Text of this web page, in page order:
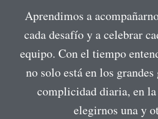
Aprendimos a
cada desafío y a celebrar
equipo. Con el tiempo
no solo está en los
complicidad diaria, en
elegirnos una y